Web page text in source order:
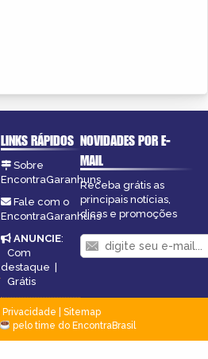
LINKS RÁPIDOS
Sobre
EncontraGaranhuns
Fale com o
EncontraGaranhuns
ANUNCIE:
Com
destaque |
Grátis
NOVIDADES POR E-
MAIL
Receba grátis as
principais notícias,
dicas e promoções
Privacidade
Sitemap
pelo time do EncontraBrasil